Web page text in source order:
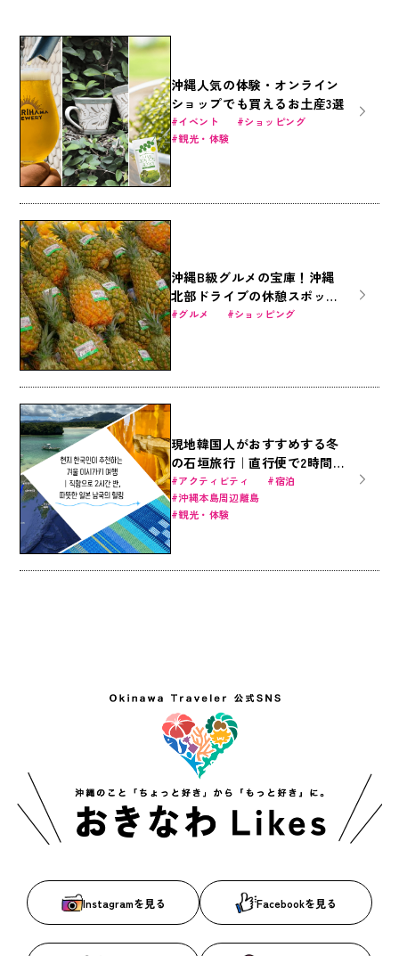
沖縄人気の体験・オンライン
ショップでも買えるお土産3選
イベント
ショッピング
観光・体験
沖縄B級グルメの宝庫！沖縄
北部ドライブの休憩スポット
「道の駅許田」の魅力に迫る
グルメ ショッピング
現地韓国人がおすすめする冬
の石垣旅行｜直行便で2時間
半、暖かい日本南国のヒーリ
ング
アクティビティ
宿泊
沖縄本島周辺離島
観光・体験
Instagramを見る Facebookを見る